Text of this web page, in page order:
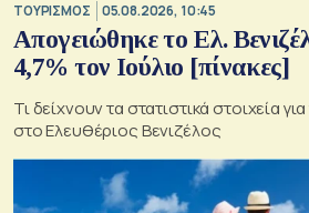
ΤΟΥΡΙΣΜΟΣ 05.08.2026, 10:45
Απογειώθηκε το Ελ.
4,7% τον Ιούλιο [πίνακες]
Τι δείχνουν τα στατιστικά στοιχεία
στο Ελευθέριος Βενιζέλος